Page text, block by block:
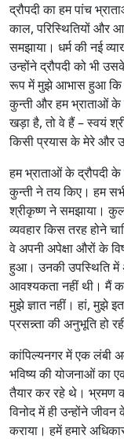
द्रौपदी का हम पांच
काल, परिस्थितियों और
समझाया। धर्म की नई
उन्होंने द्रौपदी को भी
रूप में मुझे आभास हुआ कि
कुन्ती और हम भ्राताओं के
खड़ा है, तो वे हैं – स्वयं
किसी प्रयास के मेरे और
हम भ्राताओं के द्रौपदी
कुन्ती ने तय किए। हम
श्रीकृष्ण ने समझाया।
व्यवहार किस तरह होने
वे अपनी अपेक्षा औरों के
हुआ। उनकी उपस्थिति में
आवश्यकता नहीं थी। मैं
मुझे ज्ञात नहीं। हां, मुझे
प्रसन्न्ता की अनुभूति हो
कांपिल्यनगर में एक लंबी
भविष्य की योजनाओं का
तैयार कर रहे थे। भ्रमण
विनोद में ही उन्होंने
कराया। हमें हमारे